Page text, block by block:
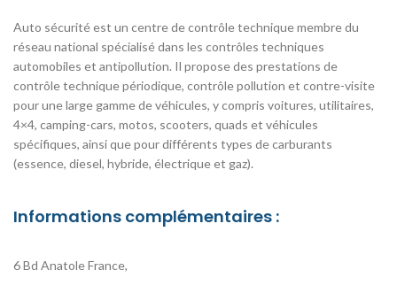
Auto sécurité est un centre de contrôle technique membre du
réseau national spécialisé dans les contrôles techniques
automobiles et antipollution. Il propose des prestations de
contrôle technique périodique, contrôle pollution et contre-visite
pour une large gamme de véhicules, y compris voitures, utilitaires,
4×4, camping-cars, motos, scooters, quads et véhicules
spécifiques, ainsi que pour différents types de carburants
(essence, diesel, hybride, électrique et gaz).
Informations complémentaires :
6 Bd Anatole France,